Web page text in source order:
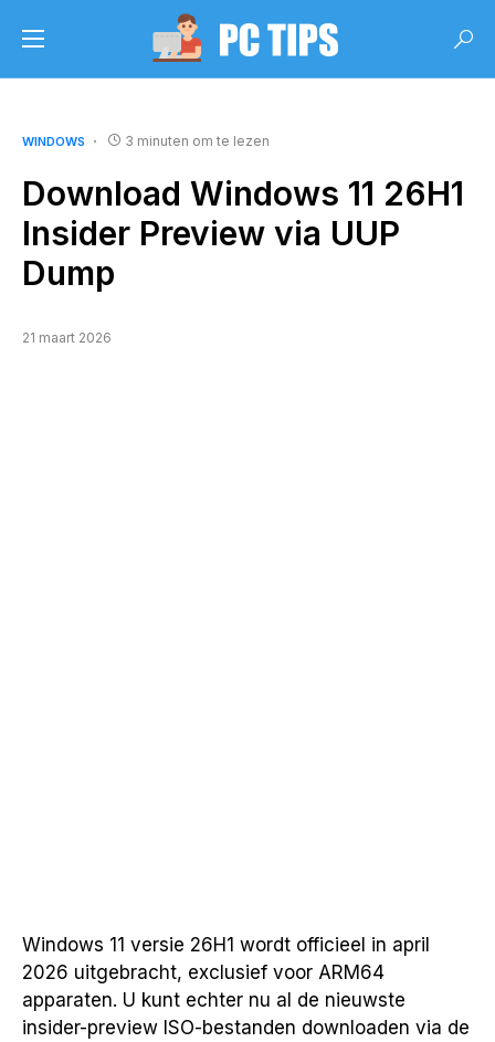
WINDOWS 3 minuten om te lezen
Download Windows 11 26H1
Insider Preview via UUP
Dump
21 maart 2026
Windows 11 versie 26H1 wordt officieel in april
2026 uitgebracht, exclusief voor ARM64
apparaten. U kunt echter nu al de nieuwste
insider-preview ISO-bestanden downloaden via de